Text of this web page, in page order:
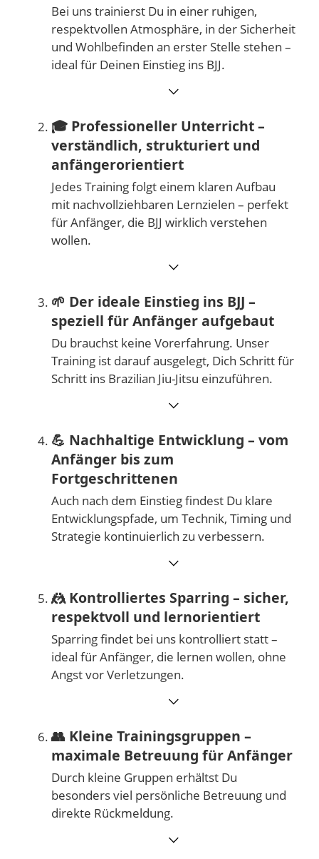
Bei uns trainierst Du in einer ruhigen,
respektvollen Atmosphäre, in der Sicherheit
und Wohlbefinden an erster Stelle stehen –
ideal für Deinen Einstieg ins BJJ.
⌵
🎓️ Professioneller Unterricht –
verständlich, strukturiert und
anfängerorientiert
Jedes Training folgt einem klaren Aufbau
mit nachvollziehbaren Lernzielen – perfekt
für Anfänger, die BJJ wirklich verstehen
wollen.
⌵
🌱 Der ideale Einstieg ins BJJ –
speziell für Anfänger aufgebaut
Du brauchst keine Vorerfahrung. Unser
Training ist darauf ausgelegt, Dich Schritt für
Schritt ins Brazilian Jiu-Jitsu einzuführen.
⌵
💪 Nachhaltige Entwicklung – vom
Anfänger bis zum
Fortgeschrittenen
Auch nach dem Einstieg findest Du klare
Entwicklungspfade, um Technik, Timing und
Strategie kontinuierlich zu verbessern.
⌵
🤼Kontrolliertes Sparring – sicher,
respektvoll und lernorientiert
Sparring findet bei uns kontrolliert statt –
ideal für Anfänger, die lernen wollen, ohne
Angst vor Verletzungen.
⌵
👥 Kleine Trainingsgruppen –
maximale Betreuung für Anfänger
Durch kleine Gruppen erhältst Du
besonders viel persönliche Betreuung und
direkte Rückmeldung.
⌵